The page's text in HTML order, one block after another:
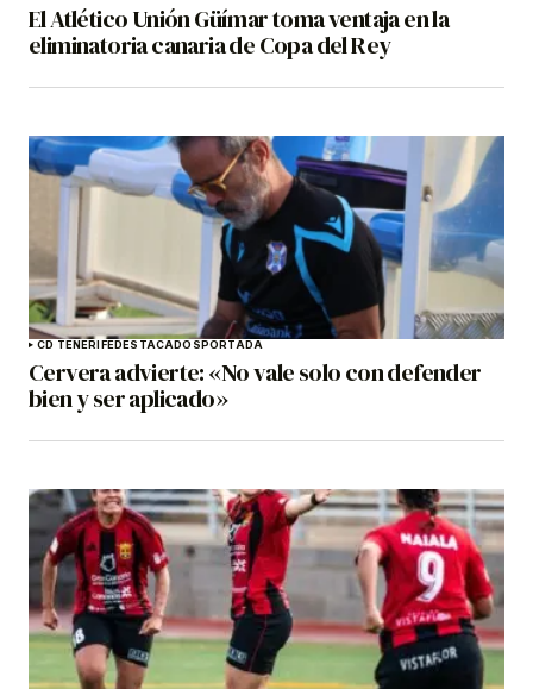
El Atlético Unión Güímar toma ventaja en la
eliminatoria canaria de Copa del Rey
CD TENERIFEDESTACADOSPORTADA
Cervera advierte: «No vale solo con defender
bien y ser aplicado»